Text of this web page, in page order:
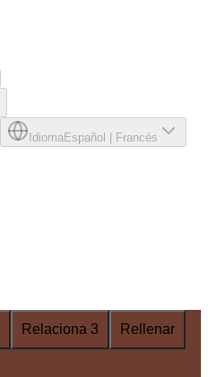
IdiomaEspañol Francés
Relaciona 3 Rellenar